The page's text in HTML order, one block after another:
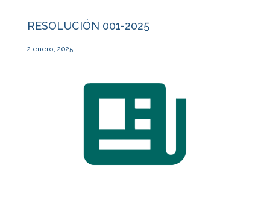
RESOLUCIÓN 001-2025
2 enero, 2025